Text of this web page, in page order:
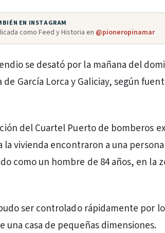
EN INSTAGRAM
como Feed y Historia en @pioneropinamar
se desató por la mañana del
de García Lorca y Galiciay, según
del Cuartel Puerto de bomberos
la vivienda encontraron a una
como un hombre de 84 años, en la
ser controlado rápidamente por
una casa de pequeñas dimensiones.